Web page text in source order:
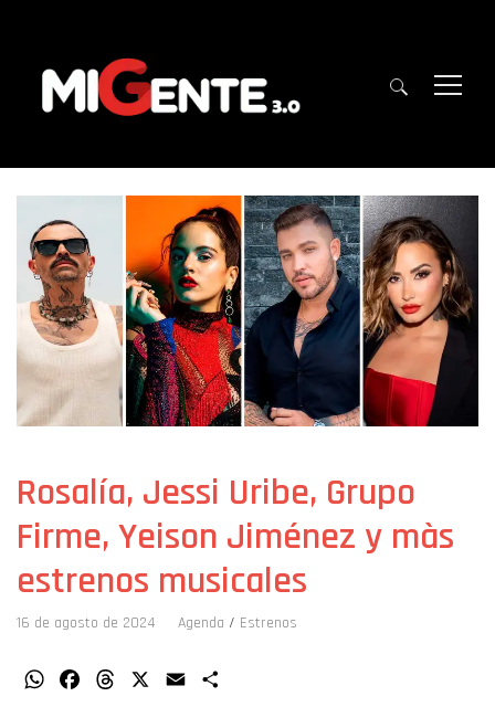
Rosalía, Jessi Uribe, Grupo
Firme, Yeison Jiménez y màs
estrenos musicales
16 de agosto de 2024 Agenda / Estrenos
WhatsAppFacebookThreads Email